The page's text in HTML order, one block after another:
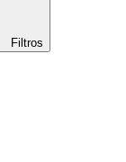
Filtros